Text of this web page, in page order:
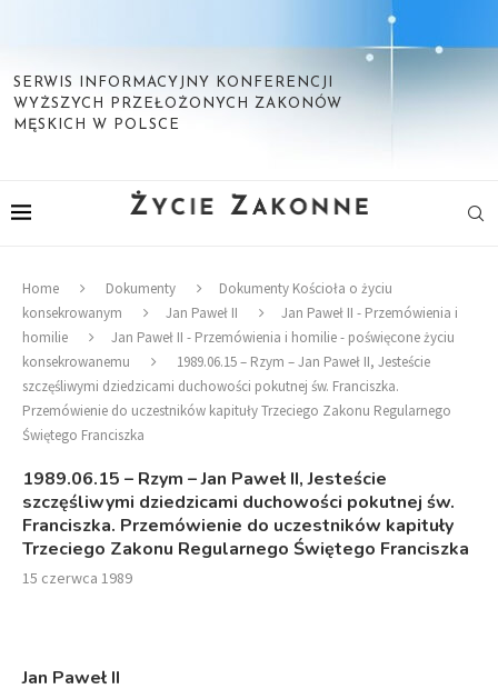
SERWIS INFORMACYJNY KONFERENCJI
WYŻSZYCH PRZEŁOŻONYCH ZAKONÓW
MĘSKICH W POLSCE
Home Dokumenty
Dokumenty Kościoła o życiu
konsekrowanym
Jan Paweł II
Jan Paweł II - Przemówienia i
homilie
Jan Paweł II - Przemówienia i homilie - poświęcone życiu
konsekrowanemu
1989.06.15 – Rzym – Jan Paweł II, Jesteście
szczęśliwymi dziedzicami duchowości pokutnej św. Franciszka.
Przemówienie do uczestników kapituły Trzeciego Zakonu Regularnego
Świętego Franciszka
1989.06.15 – Rzym – Jan Paweł II, Jesteście
szczęśliwymi dziedzicami duchowości pokutnej św.
Franciszka. Przemówienie do uczestników kapituły
Trzeciego Zakonu Regularnego Świętego Franciszka
15 czerwca 1989
Jan Paweł II